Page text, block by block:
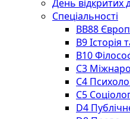
День відкритих
Спеціальності
BВ88
B9 Історія
B10
C3
C4
С5
D4